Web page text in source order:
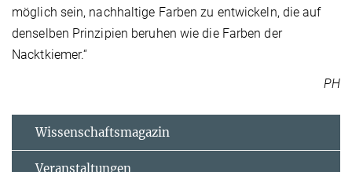
möglich sein, nachhaltige Farben zu entwickeln, die auf
denselben Prinzipien beruhen wie die Farben der
Nacktkiemer.“
PH
Wissenschaftsmagazin
Veranstaltungen